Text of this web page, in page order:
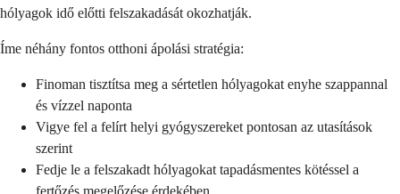
hólyagok idő előtti felszakadását okozhatják.
Íme néhány fontos otthoni ápolási stratégia:
Finoman tisztítsa meg a sértetlen hólyagokat enyhe szappannal
és vízzel naponta
Vigye fel a felírt helyi gyógyszereket pontosan az utasítások
szerint
Fedje le a felszakadt hólyagokat tapadásmentes kötéssel a
fertőzés megelőzése érdekében